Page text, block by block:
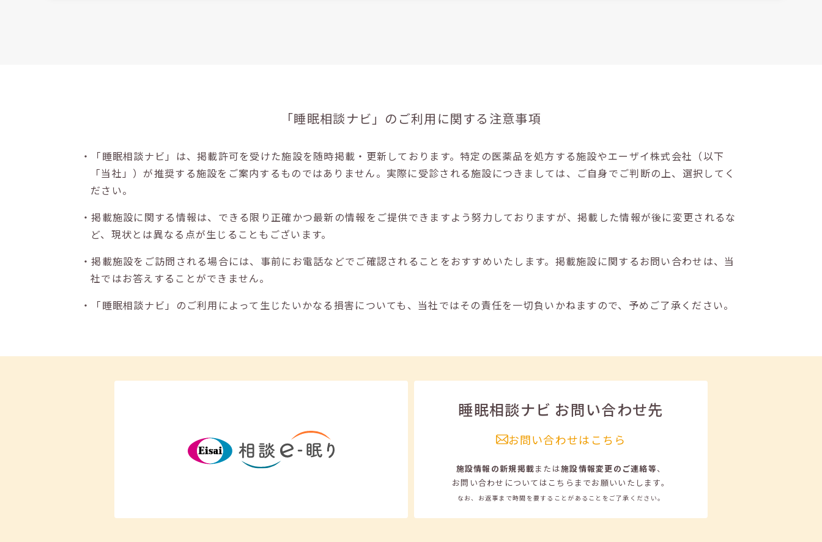
「睡眠相談ナビ」の ご利用に関する注意事項
・「睡眠相談ナビ」は、掲載許可を受けた施設を随時掲載・更新しております。特定の医薬品を処方する施設やエーザイ株式会社（以下
「当社」）が推奨する施設をご案内するものではありません。実際に受診される施設につきましては、ご自身でご判断の上、選択してく
ださい。
・掲載施設に関する情報は、できる限り正確かつ最新の情報をご提供できますよう努力しておりますが、掲載した情報が後に変更されるな
ど、現状とは異なる点が生じることもございます。
・掲載施設をご訪問される場合には、事前にお電話などでご確認されることをおすすめいたします。掲載施設に関するお問い合わせは、当
社ではお答えすることができません。
・「睡眠相談ナビ」のご利用によって生じたいかなる損害についても、当社ではその責任を一切負いかねますので、予めご了承ください。
睡眠相談ナビ お問い合わせ先
お問い合わせはこちら
施設情報の新規掲載または施設情報変更のご連絡等、
お問い合わせについてはこちらまでお願いいたします。
なお、お返事まで時間を要することがあることをご了承ください。